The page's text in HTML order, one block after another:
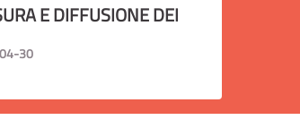
E DIFFUSIONE DEI
30